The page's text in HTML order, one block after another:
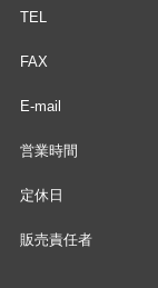
TEL
FAX
E-mail
営業時間
定休日
販売責任者